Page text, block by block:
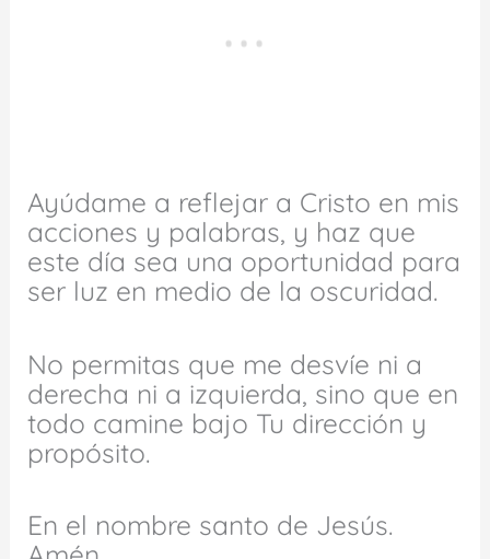
Ayúdame a reflejar a Cristo en mis
acciones y palabras, y haz que
este día sea una oportunidad para
ser luz en medio de la oscuridad.
No permitas que me desvíe ni a
derecha ni a izquierda, sino que en
todo camine bajo Tu dirección y
propósito.
En el nombre santo de Jesús.